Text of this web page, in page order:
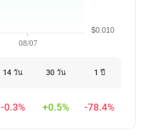
08/07
$0.010
14 วัน 30 วัน 1 ปี
-0.3% +0.5% -78.4%